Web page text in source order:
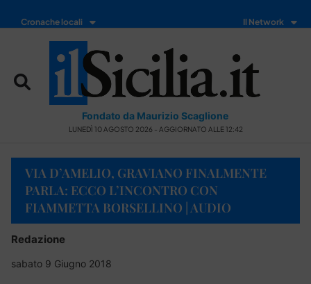
Cronache locali Il Network
Fondato da Maurizio Scaglione
LUNEDÌ 10 AGOSTO 2026 - AGGIORNATO ALLE 12:42
VIA D’AMELIO, GRAVIANO FINALMENTE
PARLA: ECCO L’INCONTRO CON
FIAMMETTA BORSELLINO | AUDIO
Redazione
sabato 9 Giugno 2018